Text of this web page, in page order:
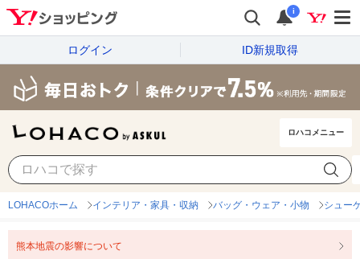
i
ログイン ID新規取得
ロハコメニュー
LOHACOホーム インテリア・家具・収納 バッグ・ウェア・小物 シュー
熊本地震の影響について